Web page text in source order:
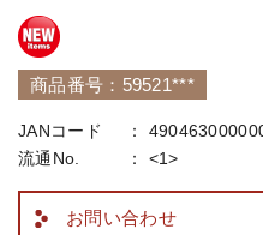
商品番号：59521***
JANコード
流通No.
<1>
お問い合わせ